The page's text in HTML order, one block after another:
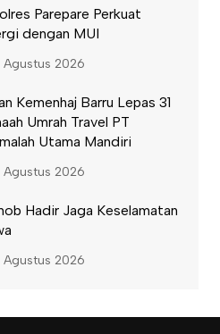
Parepare Perkuat
dengan MUI
Agustus 2026
Kemenhaj Barru Lepas 31
Umrah Travel PT
Utama Mandiri
Agustus 2026
Hadir Jaga Keselamatan
Agustus 2026